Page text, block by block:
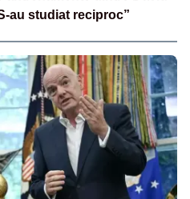
au studiat reciproc”